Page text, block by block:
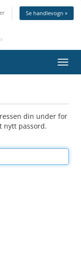
Se handlevogn »
Bytt
din under for
nytt passord.